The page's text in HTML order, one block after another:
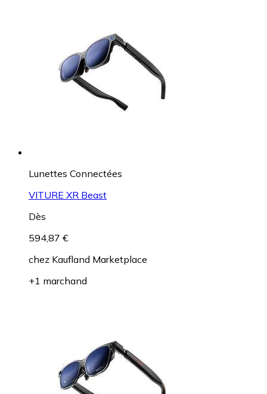
Lunettes Connectées
VITURE XR Beast
Dès
594,87 €
chez Kaufland Marketplace
+1 marchand